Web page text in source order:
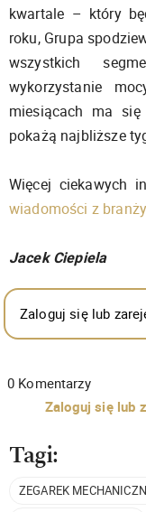
kwartale – który
roku, Grupa
wszystkich
wykorzystanie
miesiącach ma
pokażą najbliższe
Więcej ciekawych
wiadomości z
Jacek Ciepiela
Zaloguj się lub
0 Komentarzy
Zaloguj się lub
Tagi:
ZEGAREK